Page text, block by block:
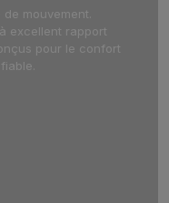
mouvement.
excellent rapport
pour le confort